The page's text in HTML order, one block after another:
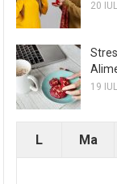
20
19
L Ma